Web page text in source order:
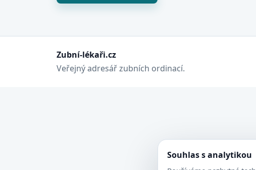
Zubní-lékaři.cz
Veřejný adresář zubních ordinací.
Souhlas s analytikou